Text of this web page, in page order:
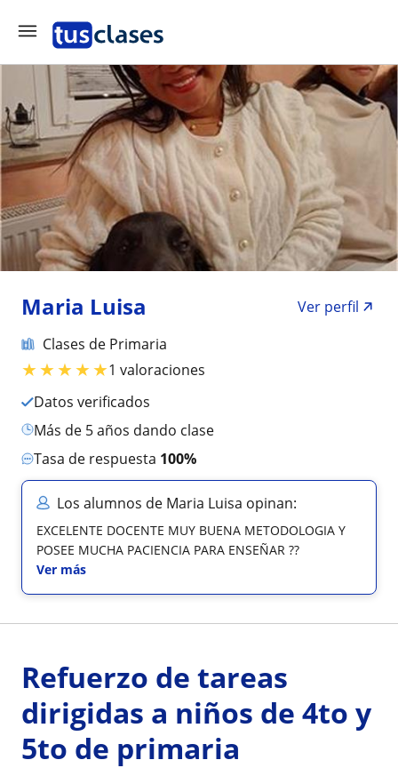
Maria Luisa
Ver perfil
Clases de Primaria
★★★★★1 valoraciones
Datos verificados
más de 5 años dando clase
Tasa de respuesta 100%
Los alumnos de Maria Luisa opinan:
EXCELENTE DOCENTE MUY BUENA METODOLOGIA Y
POSEE MUCHA PACIENCIA PARA ENSEÑAR ??
Ver más
Refuerzo de tareas
dirigidas a niños de 4to y
5to de primaria